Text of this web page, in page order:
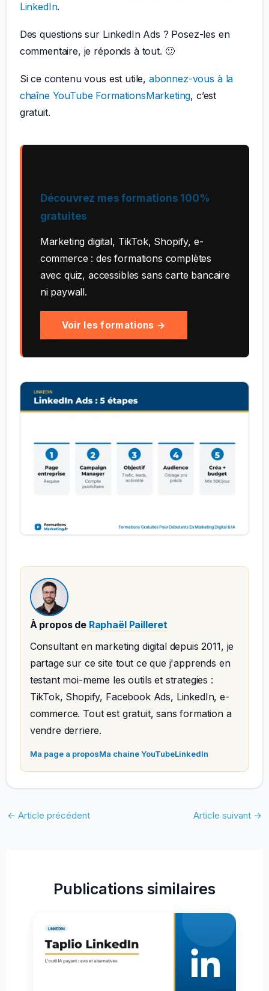
LinkedIn.
Des questions sur LinkedIn Ads ? Posez-les en
commentaire, je réponds à tout. 🙂
Si ce contenu vous est utile, abonnez-vous à la
chaîne YouTube FormationsMarketing, c’est
gratuit.
Découvrez mes formations 100%
gratuites
Marketing digital, TikTok, Shopify, e-
commerce : des formations complètes
avec quiz, accessibles sans carte bancaire
ni paywall.
Voir les formations →
À propos de Raphaël Pailleret
Consultant en marketing digital depuis 2011, je
partage sur ce site tout ce que j'apprends en
testant moi-meme les outils et strategies :
TikTok, Shopify, Facebook Ads, LinkedIn, e-
commerce. Tout est gratuit, sans formation a
vendre derriere.
Ma page a proposMa chaine YouTubeLinkedIn
← Article précédent Article suivant →
Publications similaires